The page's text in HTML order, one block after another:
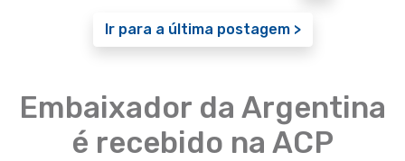
Ir para a última postagem >
Embaixador da Argentina
é recebido na ACP